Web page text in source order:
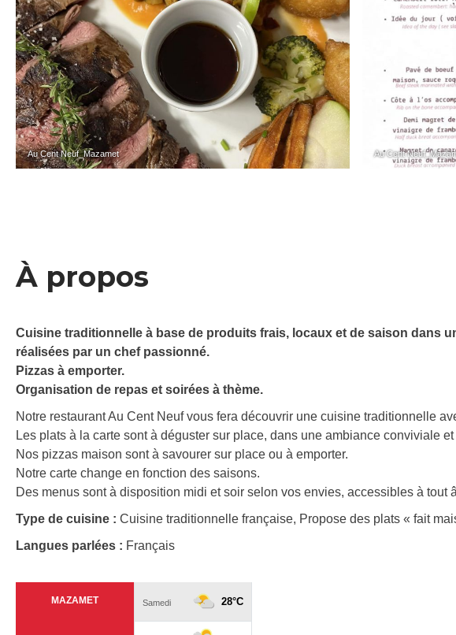
Au Cent Neuf_Mazamet Au Cent
À propos
Cuisine traditionnelle à base de produits frais, locaux et de saison dans
réalisées par un chef passionné.
Pizzas à emporter.
Organisation de repas et soirées à thème.
Notre restaurant Au Cent Neuf vous fera découvrir une cuisine traditionnelle
Les plats à la carte sont à déguster sur place, dans une ambiance conviviale
Nos pizzas maison sont à savourer sur place ou à emporter.
Notre carte change en fonction des saisons.
Des menus sont à disposition midi et soir selon vos envies, accessibles à tout
Type de cuisine : Cuisine traditionnelle française, Propose des plats « fait
Langues parlées : Français